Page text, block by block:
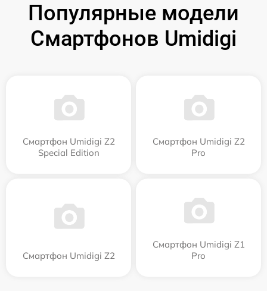
Популярные модели
Смартфонов Umidigi
Смартфон Umidigi Z2
Special Edition
Смартфон Umidigi Z2
Pro
Смартфон Umidigi Z2
Смартфон Umidigi Z1
Pro